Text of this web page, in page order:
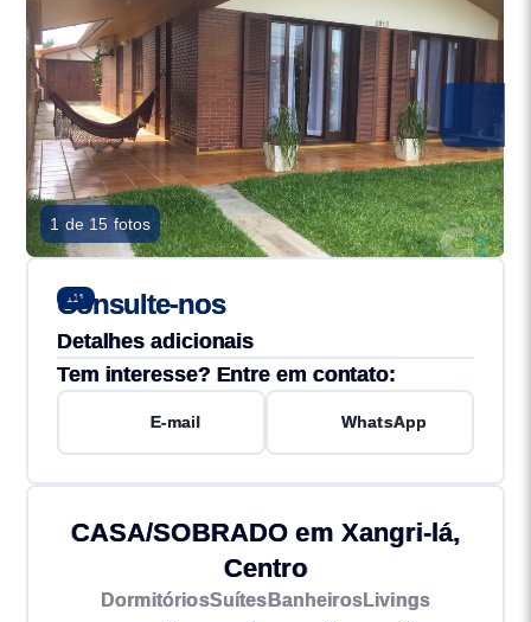
1 de 15 fotos
111
Consulte-nos
Detalhes adicionais
Tem interesse? Entre em contato:
E-mail WhatsApp
CASA/SOBRADO em Xangri-lá,
Centro
DormitóriosSuítes BanheirosLivings